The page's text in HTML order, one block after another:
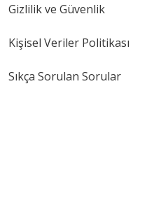
Gizlilik ve Güvenlik
Kişisel Veriler Politikası
Sıkça Sorulan Sorular